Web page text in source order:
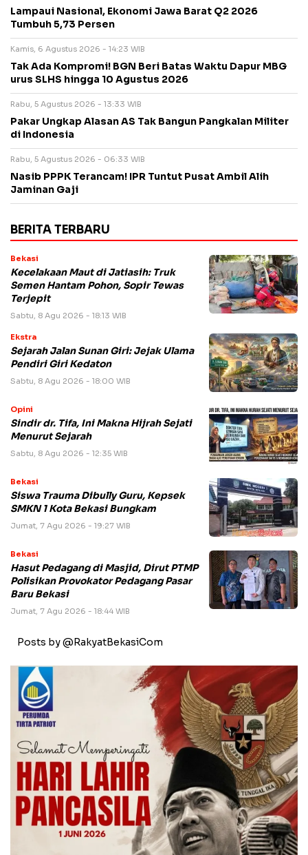
Lampaui Nasional, Ekonomi Jawa Barat Q2 2026
Tumbuh 5,73 Persen
Kamis, 6 Agustus 2026 - 14:23 WIB
Tak Ada Kompromi! BGN Beri Batas Waktu Dapur MBG
urus SLHS hingga 10 Agustus 2026
Rabu, 5 Agustus 2026 - 13:33 WIB
Pakar Ungkap Alasan AS Tak Bangun Pangkalan Militer
di Indonesia
Rabu, 5 Agustus 2026 - 06:33 WIB
Nasib PPPK Terancam! IPR Tuntut Pusat Ambil Alih
Jaminan Gaji
BERITA TERBARU
Bekasi
Kecelakaan Maut di Jatiasih: Truk
Semen Hantam Pohon, Sopir Tewas
Terjepit
Sabtu, 8 Agu 2026 - 18:13 WIB
Ekstra
Sejarah Jalan Sunan Giri: Jejak Ulama
Pendiri Giri Kedaton
Sabtu, 8 Agu 2026 - 18:00 WIB
Opini
Sindir dr. Tifa, Ini Makna Hijrah Sejati
Menurut Sejarah
Sabtu, 8 Agu 2026 - 12:35 WIB
Bekasi
Siswa Trauma Dibully Guru, Kepsek
SMKN 1 Kota Bekasi Bungkam
Jumat, 7 Agu 2026 - 19:27 WIB
Bekasi
Hasut Pedagang di Masjid, Dirut PTMP
Polisikan Provokator Pedagang Pasar
Baru Bekasi
Jumat, 7 Agu 2026 - 18:44 WIB
Posts by @RakyatBekasiCom